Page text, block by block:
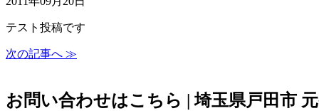
テスト投稿です
次の記事へ ≫
お問い合わせはこちら | 埼玉県戸田市